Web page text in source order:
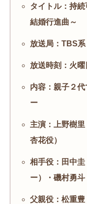
タイトル：持
結婚行進曲～
放送局：TBS系
放送時刻：火
内容：親子２
ー
主演：上野樹
杏花役）
相手役：田中
ー）・磯村勇斗
父親役：松重豊